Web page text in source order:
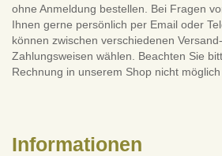
ohne Anmeldung bestellen. Bei Fragen
Ihnen gerne persönlich per Email oder
können zwischen verschiedenen
Zahlungsweisen wählen. Beachten Sie
Rechnung in unserem Shop nicht möglich
Informationen